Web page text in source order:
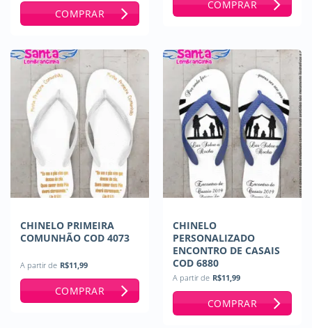
COMPRAR
COMPRAR
CHINELO PRIMEIRA
COMUNHÃO COD 4073
A partir de R$11,99
COMPRAR
CHINELO
PERSONALIZADO
ENCONTRO DE CASAIS
COD 6880
A partir de R$11,99
COMPRAR